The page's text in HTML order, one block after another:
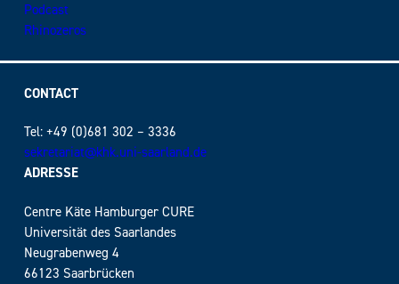
Podcast
Rhinozeros
CONTACT
Tel: +49 (0)681 302 – 3336
sekretariat@khk.uni-saarland.de
ADRESSE
Centre Käte Hamburger CURE
Universität des Saarlandes
Neugrabenweg 4
66123 Saarbrücken